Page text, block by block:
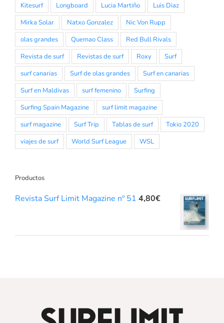
Kitesurf
Longboard Lucia Martiño
Luis Diaz
Mirka Solar
Natxo Gonzalez
Nic Von Rupp
olas grandes
Quemao Class
Red Bull Rivals
Revista de surf
Revistas de surf Roxy
Surf
surf canarias
Surf de olas grandes
Surf en canarias
Surf en Maldivas
surf femenino
Surfing
Surfing Spain Magazine
surf limit magazine
surf magazine
Surf Trip Tablas de surf
Tokio 2020
viajes de surf
World Surf League WSL
Productos
Revista Surf Limit Magazine nº 51 4,80€